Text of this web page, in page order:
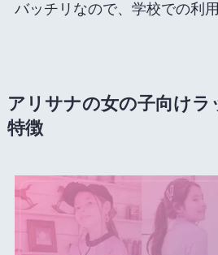
バッチリなので、学校での利
アリサナの女の子向けラ
特徴